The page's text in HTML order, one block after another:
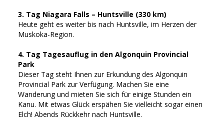
3. Tag Niagara Falls – Huntsville (330 km)
Heute geht es weiter bis nach Huntsville, im Herzen der
Muskoka-Region.
4. Tag Tagesauflug in den Algonquin Provincial
Park
Dieser Tag steht Ihnen zur Erkundung des Algonquin
Provincial Park zur Verfügung. Machen Sie eine
Wanderung und mieten Sie sich für einige Stunden ein
Kanu. Mit etwas Glück erspähen Sie vielleicht sogar einen
Elch! Abends Rückkehr nach Huntsville.